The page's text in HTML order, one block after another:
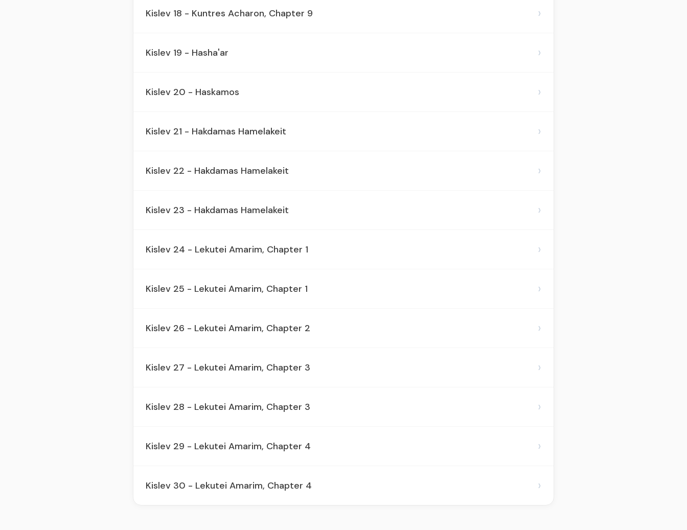
Kislev 18 - Kuntres Acharon, Chapter 9 ›
Kislev 19 - Hasha'ar ›
Kislev 20 - Haskamos ›
Kislev 21 - Hakdamas Hamelakeit ›
Kislev 22 - Hakdamas Hamelakeit ›
Kislev 23 - Hakdamas Hamelakeit ›
Kislev 24 - Lekutei Amarim, Chapter 1 ›
Kislev 25 - Lekutei Amarim, Chapter 1 ›
Kislev 26 - Lekutei Amarim, Chapter 2 ›
Kislev 27 - Lekutei Amarim, Chapter 3 ›
Kislev 28 - Lekutei Amarim, Chapter 3 ›
Kislev 29 - Lekutei Amarim, Chapter 4 ›
Kislev 30 - Lekutei Amarim, Chapter 4 ›